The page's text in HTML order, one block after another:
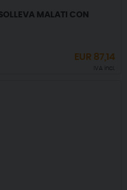
MALATI CON
EUR 87,14
IVA incl.